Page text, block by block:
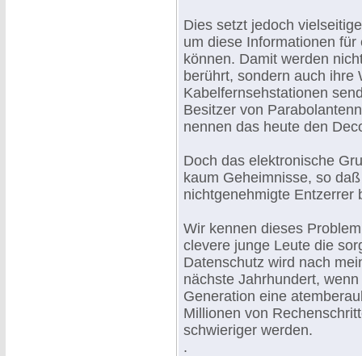
Dies setzt jedoch
um diese Informationen
können. Damit werden
berührt, sondern auch ihre
Kabelfernsehstationen
Besitzer von
nennen das heute den
Doch das elektronische
kaum Geheimnisse, so
nichtgenehmigte Entzerrer
Wir kennen dieses
clevere junge Leute die
Datenschutz wird nach
nächste Jahrhundert,
Generation eine
Millionen von
schwieriger werden.
.